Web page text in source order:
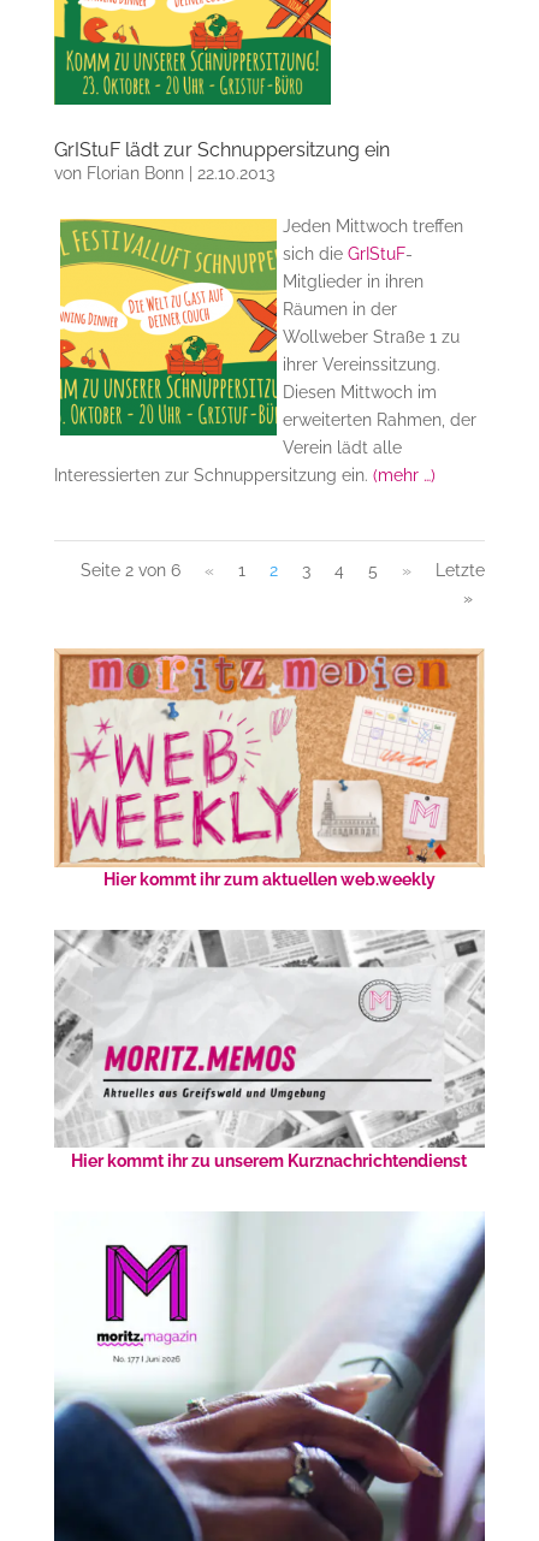
GrIStuF lädt zur Schnuppersitzung ein
von Florian Bonn| 22.10.2013
Jeden Mittwoch treffen
sich die GrIStuF-
Mitglieder in ihren
Räumen in der
Wollweber Straße 1 zu
ihrer Vereinssitzung.
Diesen Mittwoch im
erweiterten Rahmen, der
Verein lädt alle
Interessierten zur Schnuppersitzung ein. (mehr …)
Seite 2 von 6 « 1 2 3 4 5 »
Letzte
»
Hier kommt ihr zum aktuellen web.weekly
Hier kommt ihr zu unserem Kurznachrichtendienst